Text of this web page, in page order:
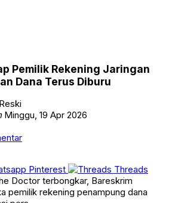
Pemilik Rekening Jaringan
Dana Terus Diburu
Minggu, 19 Apr 2026
Pinterest Threads